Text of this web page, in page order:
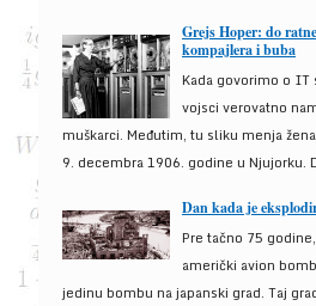
Grejs Hoper: do
kompajlera i buba
Kada govorimo o
vojsci verovatno
muškarci. Međutim, tu sliku menja
9. decembra 1906. godine u Njujorku.
Dan kada je
Pre tačno 75
američki avion
jedinu bombu na japanski grad. Taj